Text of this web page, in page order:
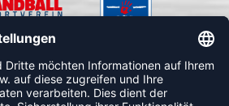
FOLLOW US